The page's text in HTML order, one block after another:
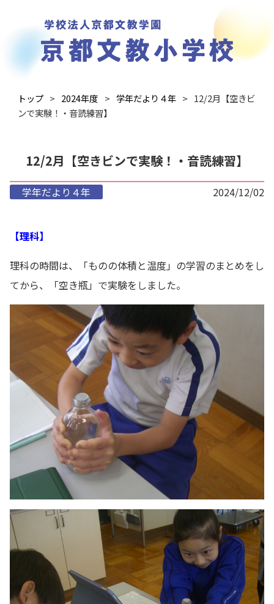
トップ 2024年度 学年だより４年
12/2月【空きビ
ンで実験！・音読練習】
12/2月【空きビンで実験！・音読練習】
学年だより４年 2024/12/02
【理科】
理科の時間は、「ものの体積と温度」の学習のまとめをし
てから、「空き瓶」で実験をしました。